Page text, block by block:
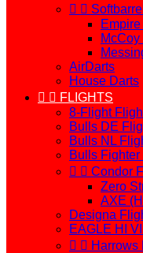
 
AirDarts
House Darts
  FLIGHTS
8-Flight
Bulls DE
Bulls NL
Bulls
  Condor
Zero
AXE
Designa
EAGLE HI
  Harrows